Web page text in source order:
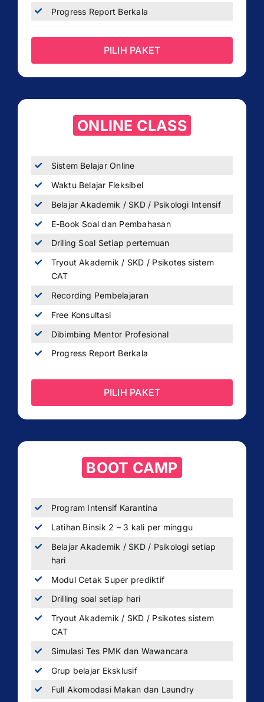
Progress Report Berkala
PILIH PAKET
ONLINE CLASS
Sistem Belajar Online
Waktu Belajar Fleksibel
Belajar Akademik / SKD / Psikologi Intensif
E-Book Soal dan Pembahasan
Driling Soal Setiap pertemuan
Tryout Akademik / SKD / Psikotes sistem
CAT
Recording Pembelajaran
Free Konsultasi
Dibimbing Mentor Profesional
Progress Report Berkala
PILIH PAKET
BOOT CAMP
Program Intensif Karantina
Latihan Binsik 2 – 3 kali per minggu
Belajar Akademik / SKD / Psikologi setiap
hari
Modul Cetak Super prediktif
Drilling soal setiap hari
Tryout Akademik / SKD / Psikotes sistem
CAT
Simulasi Tes PMK dan Wawancara
Grup belajar Eksklusif
Full Akomodasi Makan dan Laundry